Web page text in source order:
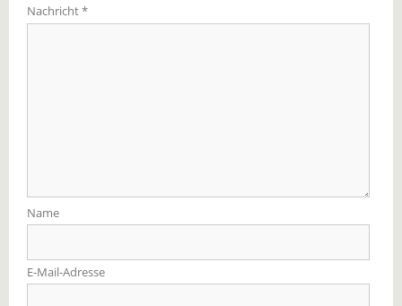
Nachricht*
Name
E-Mail-Adresse